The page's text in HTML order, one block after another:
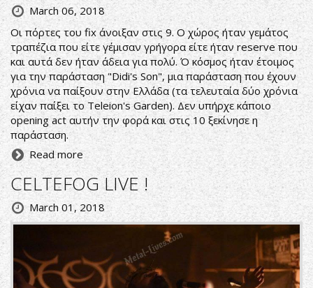
March 06, 2018
Οι πόρτες του fix άνοιξαν στις 9. Ο χώρος ήταν γεμάτος
τραπέζια που είτε γέμισαν γρήγορα είτε ήταν reserve που
και αυτά δεν ήταν άδεια για πολύ. Ό κόσμος ήταν έτοιμος
για την παράσταση "Didi's Son", μια παράσταση που έχουν
χρόνια να παίξουν στην Ελλάδα (τα τελευταία δύο χρόνια
είχαν παίξει το Teleion's Garden). Δεν υπήρχε κάποιο
opening act αυτήν την φορά και στις 10 ξεκίνησε η
παράσταση.
Read more
CELTEFOG LIVE !
March 01, 2018